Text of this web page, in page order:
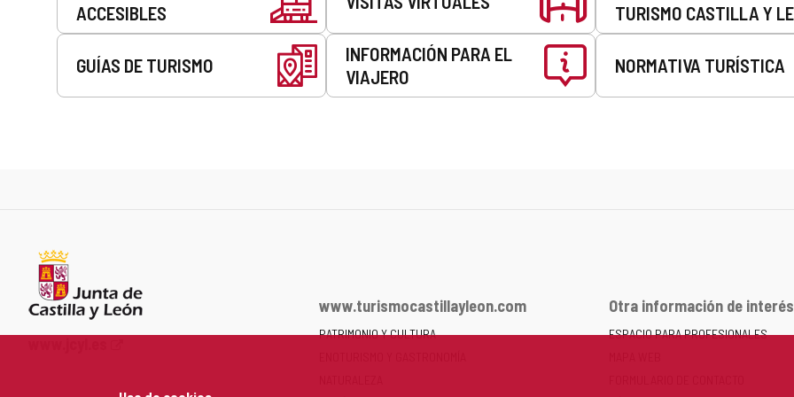
ACCESIBLES
TURISMO CASTILLA Y
GUÍAS DE TURISMO
INFORMACIÓN PARA EL
VIAJERO
NORMATIVA TURÍSTICA
www.turismocastillayleon.com
PATRIMONIO Y CULTURA
Otra información de interés
ESPACIO PARA PROFESIONALES